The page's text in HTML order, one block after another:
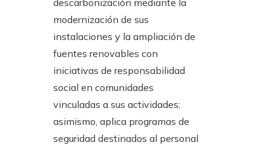
modernización de sus
instalaciones y la ampliación de
fuentes renovables con
iniciativas de responsabilidad
social en comunidades
vinculadas a sus actividades;
asimismo, aplica programas de
seguridad destinados al personal